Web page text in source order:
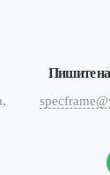
Пишите